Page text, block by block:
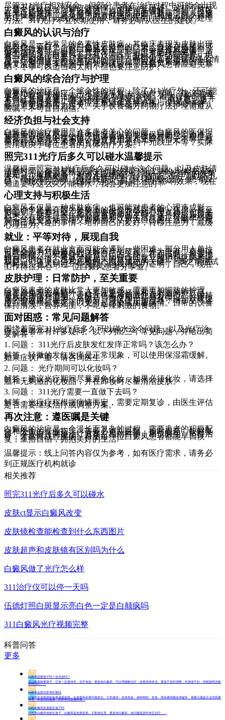
尽管311光疗相对安全，但部分患者在治疗过程中可能会出现
一些不良反应，例如皮肤瘙痒、干燥、红斑等。这些不良反
应通常比较轻微，可以通过适当的护理来缓解。例如，可以
在光疗后涂抹一些具有保湿、舒缓作用的润肤霜，以减缓皮
肤干燥和瘙痒。避免使用刺激性强的护肤品和清洁剂。如果
出现严重的红斑或水疱，应及时咨询医生，寻求专业的处理
方法。311光疗不宜长期使用，请务必听从医生的建议。
白癜风的认识与治疗
白癜风是一种常见的色素性皮肤病，其临床表现为皮肤出现
乳白色、瓷白色、淡白色或云白色的白斑。白斑在搓揉后可
能会轻微发红。虽然白癜风不是癌症，不会直接威胁生命，
但不治疗可能会引起一些并发症，影响患者的身心健康。需
要明确的是，白癜风不具有传染性，可以正常结婚生育，但
有一定的遗传概率（3%-5%）。白斑面积小于50%的情况下，
通过积极治疗，有尽量治疗的可能。而白斑面积超过80%的情
况下，则侧重于控制预防和调理，后期观察色素细胞的生长
恢复情况。夏季阳光中的紫外线较强，白癜风患者应避免暴
晒；冬季可以适当晒太阳，但也要注意防护。
白癜风的综合治疗与护理
白癜风的治疗是一个综合性的过程，除了311光疗外，还可能
需要结合药物治疗、手术治疗等方法。饮食方面，建议患者
尽量少吃富含维生素C(注意摄入量)的食物，因为过多的维生
素C(注意摄入量)可能会抑制黑色素的合成。但请注意，这并
不意味着尽量禁止摄入维生素C(注意摄入量)，而是要适量。
在日常护理方面，患者应注意避免皮肤外伤，保持心情舒
畅，避免精神压力过大。关于饮食偏方药物疗法护理需遵从
医嘱，不可盲目相信。
经济负担与社会支持
白癜风的治疗费用是许多患者关心的问题。白癜风的医保报
销政策因地区而异，具体情况请以当地医保局的规定为准。
其他商业保险的报销情况也请咨询相关保险机构。一般挂号
费从几元到几十元不等，检查费用从几元到几百元不等。整
个疗程的光疗手术费用可能从几千元到千元以上不等，实际
费用取决于每位患者的具体治疗方案。
照完311光疗后多久可以碰水温馨提示
温馨提示照完311光疗后多久可以碰水这个问题，以及皮肤清
洁的时间，都需要根据医生的建议和自身皮肤的具体情况来
决定。一般建议等待4-6小时后再碰水，以一些光治疗的效果
果和减少皮肤刺激。患者在接受311光疗期间，应注意以下几
点：严格遵照医嘱、做好皮肤护理、保持积极心态。患者反
馈：“每次照完光，我都特别小心翼翼，生怕影响效果，现在
知道要等这么久才能碰水，我会更加注意的！”
心理支持与积极生活
白癜风不仅是一种皮肤疾病，也可能对患者的心理造成影
响。许多患者会因为外貌上的改变而感到自卑、焦虑，甚至
影响到工作和社交。患者需要得到充分的心理支持，包括来
自家人、朋友、医生和心理咨询师的支持。保持积极乐观的
心态，有助于提高治疗的效果和改善生活质量。可以积极参
加一些社交活动，结交新的朋友，扩大自己的生活圈子。找
到自己感兴趣的事情，培养自己的爱好，转移注意力，减缓
心理压力。
就业：平等对待，展现自我
白癜风患者在就业方面可能会遇到一些困难，部分用人单位
可能会因为对白癜风的误解而产生歧视。作为患者，要相信
自己的能力，积极寻找适合自己的工作。在面试时，坦诚地
告知病情，但不要过分注意。用自己的专业知识和技能来证
明自己的价值。也要了解相关的法律法规，维护自己的合法
权益。记住，自信和积极的态度是成功的关键。 “我之前面试
的时候，也遇到过一些质疑，但我用实力证明了自己，现在
工作得很开心！”一位白癜风患者分享道。
皮肤护理：日常防护，至关重要
白癜风患者的皮肤比常人更加敏感，需要更加细致的护理。
除了避免阳光暴晒外，还要注意选择温和无刺激的护肤品。
避免使用含有酒精、香精、色素等刺激性成分的产品。保持
皮肤的清洁和滋润，可以适当地使用一些具有保湿、舒缓作
用的护肤霜。在干燥的季节，可以使用加湿器，增加空气湿
度。避免搔抓患处，以免引起感染或加重病情。日常的饮食
保持清淡，营养均衡，不吃辛辣刺激的食物。
面对困惑：常见问题解答
围绕着照完311光疗后多久可以碰水这个问题，以及光疗治
疗，患者常有许多疑问。以下列出三个常见问题，并给出简
要解答：
1. 问题： 311光疗后皮肤发红发痒正常吗？该怎么办？
解答：轻微的发红发痒是正常现象，可以使用保湿霜缓解。
如果症状严重，请咨询医生。
2. 问题： 光疗期间可以化妆吗？
解答：建议光疗期间尽量避免化妆，如果必须化妆，请选择
温和无刺激的化妆品，并在卸妆时尽量清洁皮肤。
3. 问题： 311光疗需要一直做下去吗？
解答：光疗疗程根据病情而定，需要定期复诊，由医生评估
是否需要继续治疗或调整方案。
再次注意：遵医嘱是关键
白癜风的治疗是一个漫长而复杂的过程，需要患者的积极配
合和医生的专业指导。请务必遵从医嘱，按时服药、按时复
诊，不要自行调整治疗方案。相信科学，相信医生，坚持治
疗，才能终战胜疾病。希望每一位白癜风患者都能早日恢
复，重拾自信，拥抱美好的生活!
温馨提示：线上问答内容仅为参考，如有医疗需求，请务必
到正规医疗机构就诊
相关推荐
照完311光疗后多久可以碰水
皮肤ct显示白癜风改变
皮肤镜检查能检查到什么东西图片
皮肤超声和皮肤镜有区别吗为什么
白癜风做了光疗怎么样
311治疗仪可以停一天吗
伍德灯照白斑显示亮白色一定是白颠疯吗
311白癜风光疗视频完整
科普问答
更多
问
白癜风能要孩子吗？会传染吗？
答
有白癜风能要孩子。它有一定遗传性，但不传染。要是有白癜风，可以用缓解治疗，改善身体状况。要是不及时调整，对身体不好，得根据情况恢
复和治疗。...
问
白癜风会因为怀孕扩散吗
答
白癜风是皮肤局部色素减退的病，在皮肤各处都可能发生。它和遗传、自身免疫、精神神经、饮食、黑色素细胞自身破坏、微量元素缺乏这些因素
有关。从这些因素看，和怀孕没直接关系...
问
女性白癜风患者能生孩子吗
答
女性有白癜风也能生孩子。白癜风是皮肤疾病，不影响生育。要是有白癜风，有问题就及时对症治疗。...